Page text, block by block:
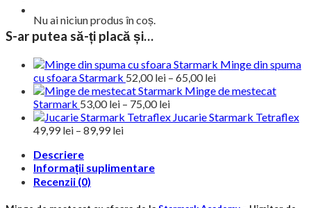
Nu ai niciun produs în coș.
Starmark
S-ar putea să-ți placă și…
Minge din spuma
cu sfoara Starmark 52,00lei – 65,00leiInterval
de
52,00 lei
Minge de mestecat
Starmark 53,00lei – 75,00leiInterval
deJucarie Starmark Tetraflex
49,99lei – 89,99leiInterval
49,99 lei
Descriere
Informații suplimentare
Recenzii (0)